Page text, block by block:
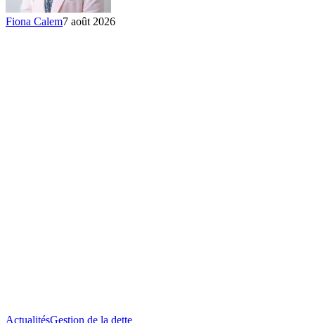
Fiona Calem7 août 2026
ActualitésGestion de la detteDécryptage